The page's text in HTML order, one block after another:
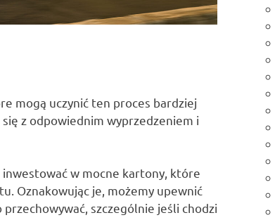
mogą uczynić ten proces bardziej
z odpowiednim wyprzedzeniem i
w mocne kartony, które
Oznakowując je, możemy upewnić
szczególnie jeśli chodzi